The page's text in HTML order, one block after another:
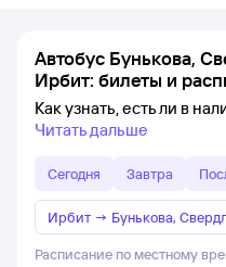
Автобус Бунькова,
Ирбит: билеты и
Как узнать, есть ли в
Читать дальше
Сегодня Завтра
Ирбит → Бунькова,
Расписание по местному